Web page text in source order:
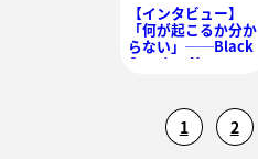
【インタビュー】
「何が起こるか分か
らない」──Black
Country, New
1 2